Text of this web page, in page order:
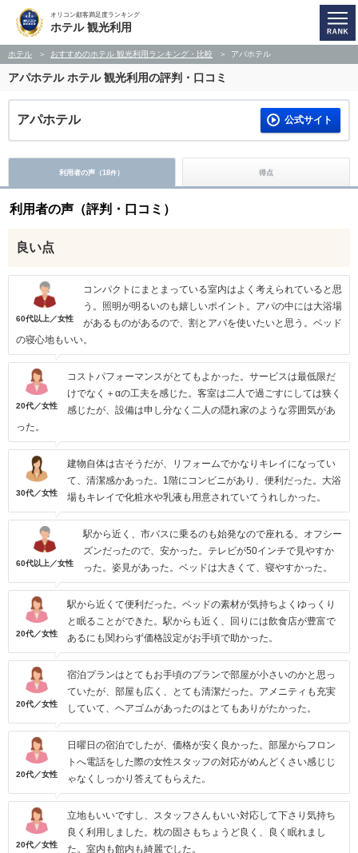
オリコン顧客満足度ランキング
ホテル 観光利用
ホテル おすすめのホテル 観光利用ランキング・比較 アパホテル
アパホテルホテル 観光利用の評判・口コミ
アパホテル 公式サイト
利用者の声（18件） 得点
利用者の声（評判・口コミ）
良い点
60代以上／女性
コンパクトにまとまっている室内はよく考えられていると思
う。照明が明るいのも嬉しいポイント。アパの中には大浴場
があるものがあるので、割とアパを使いたいと思う。ベッド
の寝心地もいい。
20代／女性
コストパフォーマンスがとてもよかった。サービスは最低限だ
けでなく＋αの工夫を感じた。客室は二人で過ごすにしては狭く
感じたが、設備は申し分なく二人の隠れ家のような雰囲気があ
った。
30代／女性
建物自体は古そうだが、リフォームでかなりキレイになってい
て、清潔感かあった。1階にコンビニがあり、便利だった。大浴
場もキレイで化粧水や乳液も用意されていてうれしかった。
60代以上／女性
駅から近く、市バスに乗るのも始発なので座れる。オフシー
ズンだったので、安かった。テレビが50インチで見やすか
った。姿見があった。ベッドは大きくて、寝やすかった。
20代／女性
駅から近くて便利だった。ベッドの素材が気持ちよくゆっくり
と眠ることができた。駅からも近く、回りには飲食店が豊富で
あるにも関わらず価格設定がお手頃で助かった。
20代／女性
宿泊プランはとてもお手頃のプランで部屋が小さいのかと思っ
ていたが、部屋も広く、とても清潔だった。アメニティも充実
していて、ヘアゴムがあったのはとてもありがたかった。
20代／女性
日曜日の宿泊でしたが、価格が安く良かった。部屋からフロン
トへ電話をした際の女性スタッフの対応がめんどくさい感じじ
ゃなくしっかり答えてもらえた。
20代／女性
立地もいいですし、スタッフさんもいい対応して下さり気持ち
良く利用しました。枕の固さもちょうど良く、良く眠れまし
た。室内も館内も綺麗でした。